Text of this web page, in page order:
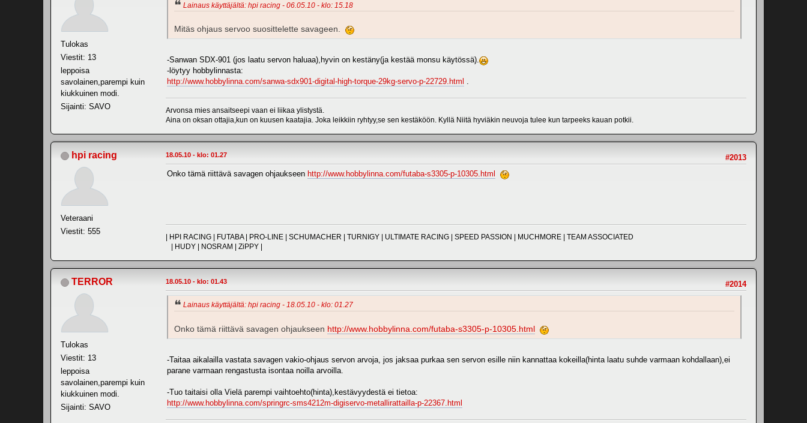
Tulokas
Viestit: 13
leppoisa
savolainen,parempi kuin
kiukkuinen modi.
Sijainti: SAVO
Lainaus käyttäjältä: hpi racing - 06.05.10 - klo: 15.18
Mitäs ohjaus servoo suosittelette savageen.
-Sanwan SDX-901 (jos laatu servon haluaa),hyvin on kestäny(ja kestää monsu käytössä).
-löytyy hobbylinnasta:
http://www.hobbylinna.com/sanwa-sdx901-digital-high-torque-29kg-servo-p-22729.html .
Arvonsa mies ansaitseepi vaan ei liikaa ylistystä.
Aina on oksan ottajia,kun on kuusen kaatajia. Joka leikkiin ryhtyy,se sen kestäköön. Kyllä Niitä hyviäkin neuvoja tulee kun tarpeeks kauan potkii.
hpi racing
Veteraani
Viestit: 555
#2013
18.05.10 - klo: 01.27
Onko tämä riittävä savagen ohjaukseen http://www.hobbylinna.com/futaba-s3305-p-10305.html
| HPI RACING | FUTABA | PRO-LINE | SCHUMACHER | TURNIGY | ULTIMATE RACING | SPEED PASSION | MUCHMORE | TEAM ASSOCIATED
| HUDY | NOSRAM | ZiPPY |
TERROR
Tulokas
Viestit: 13
leppoisa
savolainen,parempi kuin
kiukkuinen modi.
Sijainti: SAVO
#2014
18.05.10 - klo: 01.43
Lainaus käyttäjältä: hpi racing - 18.05.10 - klo: 01.27
Onko tämä riittävä savagen ohjaukseen http://www.hobbylinna.com/futaba-s3305-p-10305.html
-Taitaa aikalailla vastata savagen vakio-ohjaus servon arvoja, jos jaksaa purkaa sen servon esille niin kannattaa kokeilla(hinta laatu suhde varmaan kohdallaan),ei
parane varmaan rengastusta isontaa noilla arvoilla.
-Tuo taitaisi olla Vielä parempi vaihtoehto(hinta),kestävyydestä ei tietoa:
http://www.hobbylinna.com/springrc-sms4212m-digiservo-metallirattailla-p-22367.html